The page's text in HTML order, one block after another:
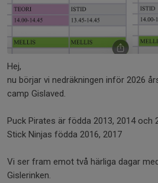
Hej,
nu börjar vi nedräkningen inför 2026
camp Gislaved.
Puck Pirates är födda 2013, 2014 och
Stick Ninjas födda 2016, 2017
Vi ser fram emot två härliga dagar
Gislerinken.